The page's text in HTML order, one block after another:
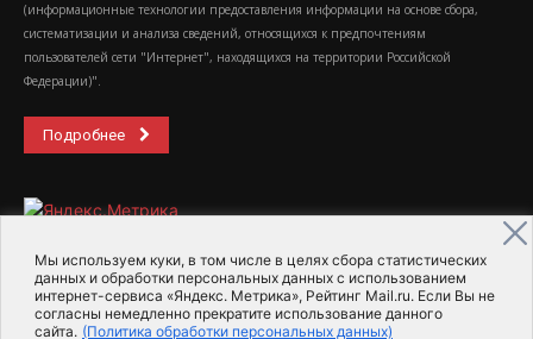
Мы используем куки, в том числе в целях сбора статистических
данных и обработки персональных данных с использованием
интернет-сервиса «Яндекс. Метрика», Рейтинг Mail.ru. Если Вы не
согласны немедленно прекратите использование данного
сайта. (Политика обработки персональных данных)
(информационные технологии предоставления информации на основе сбора,
систематизации и анализа сведений, относящихся к предпочтениям
пользователей сети "Интернет", находящихся на территории Российской
Федерации)".
Подробнее
2015-2026- Информационное агентство МедиаПоток